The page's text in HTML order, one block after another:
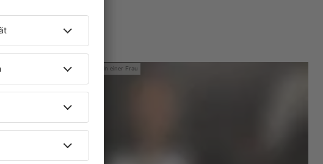
Mit den Waffeln einer Frau